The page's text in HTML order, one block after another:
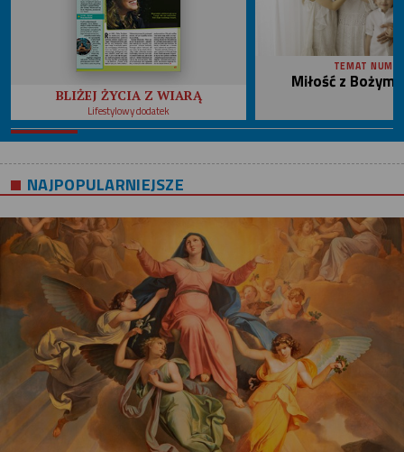
BLIŻEJ ŻYCIA Z WIARĄ
Lifestylowy dodatek
TEMAT
Miłość z
NAJPOPULARNIEJSZE